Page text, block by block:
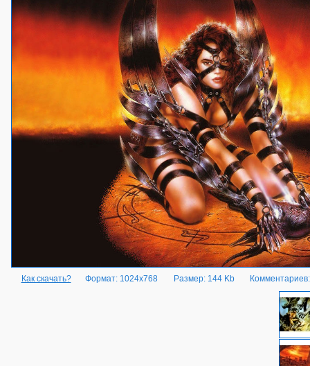
Как скачать? Формат: 1024x768 Размер: 144 Kb Комментариев: